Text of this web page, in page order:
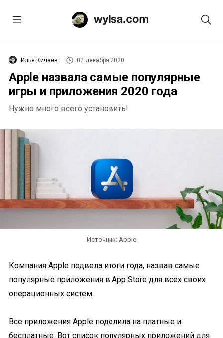
Илья Кичаев 02 декабря 2020
Apple назвала самые популярные
игры и приложения 2020 года
Нужно много всего установить!
Источник: Apple
Компания Apple подвела итоги года, назвав самые
популярные приложения в App Store для всех своих
операционных систем.
Все приложения Apple поделила на платные и
бесплатные. Вот список популярных приложений для